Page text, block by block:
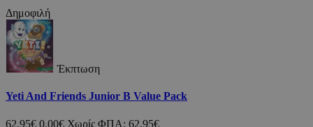
Δημοφιλή
Έκπτωση
Yeti And Friends Junior B Value Pack
62,95€ 0,00€ Χωρίς ΦΠΑ: 62,95€